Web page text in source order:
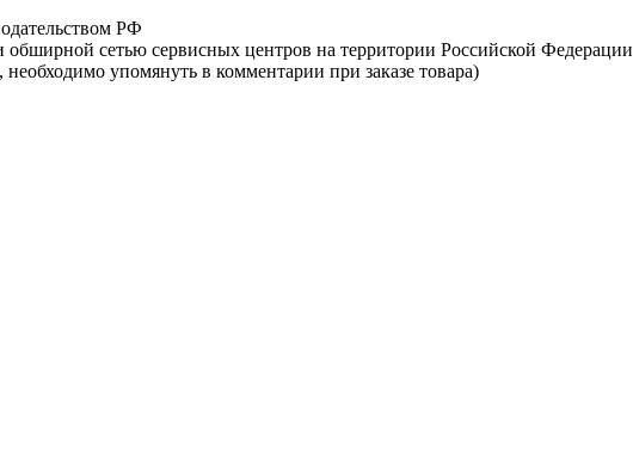
РФ
сетью сервисных центров на территории Российской Федерации
упомянуть в комментарии при заказе товара)